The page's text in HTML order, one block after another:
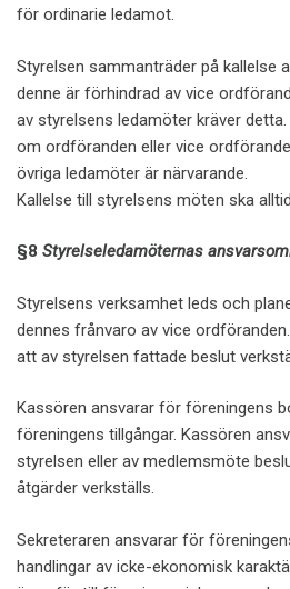
för ordinarie ledamot.
Styrelsen sammanträder på kallelse
denne är förhindrad av vice
av styrelsens ledamöter kräver
om ordföranden eller vice
övriga ledamöter är närvarande.
Kallelse till styrelsens möten ska
§8 Styrelseledamöternas
Styrelsens verksamhet leds och
dennes frånvaro av vice
att av styrelsen fattade beslut
Kassören ansvarar för föreningens
föreningens tillgångar. Kassören
styrelsen eller av medlemsmöte
åtgärder verkställs.
Sekreteraren ansvarar för
handlingar av icke-ekonomisk